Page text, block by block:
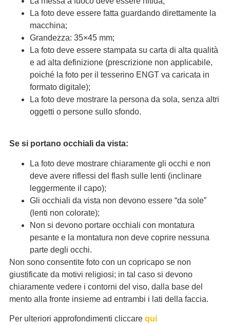
La foto deve essere fatta guardando direttamente la
macchina;
Grandezza: 35×45 mm;
La foto deve essere stampata su carta di alta qualità
e ad alta definizione (prescrizione non applicabile,
poiché la foto per il tesserino ENGT va caricata in
formato digitale);
La foto deve mostrare la persona da sola, senza altri
oggetti o persone sullo sfondo.
Se si portano occhiali da vista:
La foto deve mostrare chiaramente gli occhi e non
deve avere riflessi del flash sulle lenti (inclinare
leggermente il capo);
Gli occhiali da vista non devono essere “da sole”
(lenti non colorate);
Non si devono portare occhiali con montatura
pesante e la montatura non deve coprire nessuna
parte degli occhi.
Non sono consentite foto con un copricapo se non
giustificate da motivi religiosi; in tal caso si devono
chiaramente vedere i contorni del viso, dalla base del
mento alla fronte insieme ad entrambi i lati della faccia.
Per ulteriori approfondimenti cliccare qui